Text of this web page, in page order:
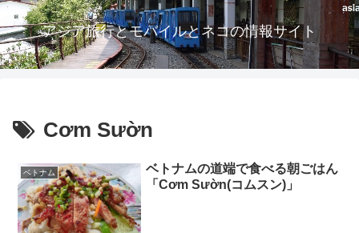
アジア旅行とモバイルとネコの情報サイト
Cơm Sườn
ベトナム
ベトナムの道端で食べる朝ごはん
「Cơm Sườn(コムスン)」